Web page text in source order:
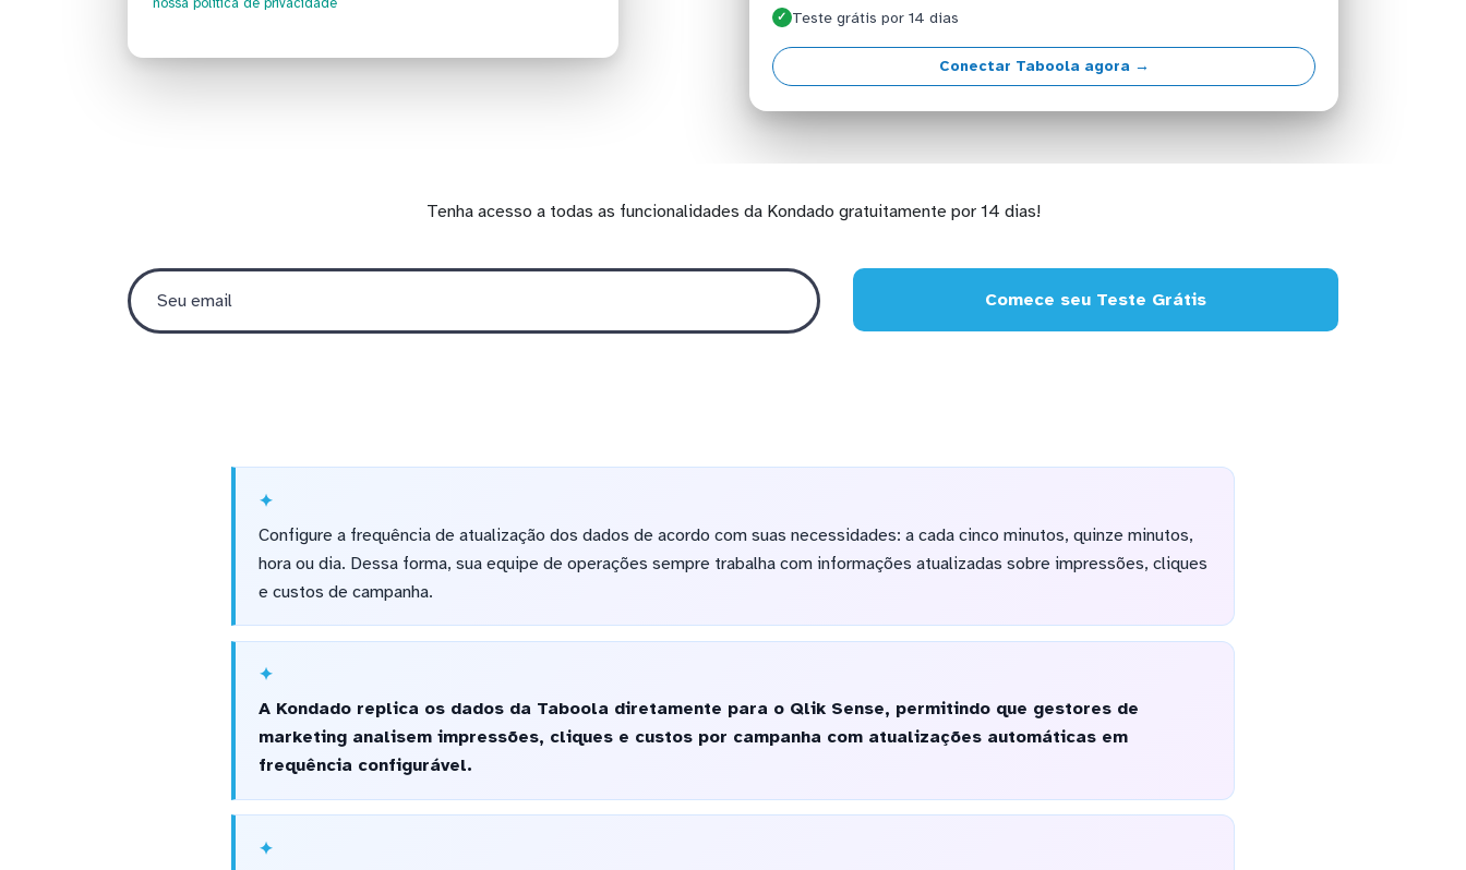
nossa política de privacidade
✓ Teste grátis por 14 dias
Conectar Taboola agora →
Tenha acesso a todas as funcionalidades da Kondado gratuitamente por 14 dias!
Comece seu Teste Grátis
Configure a frequência de atualização dos dados de acordo com suas necessidades: a cada cinco minutos, quinze minutos,
hora ou dia. Dessa forma, sua equipe de operações sempre trabalha com informações atualizadas sobre impressões, cliques
e custos de campanha.
A Kondado replica os dados da Taboola diretamente para o Qlik Sense, permitindo que gestores de
marketing analisem impressões, cliques e custos por campanha com atualizações automáticas em
frequência configurável.